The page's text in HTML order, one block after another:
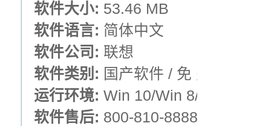
软件大小: 53.46 MB
软件语言: 简体中文
软件公司: 联想
软件类别: 国产软件 / 免 费 版 / 联
运行环境: Win 10/Win 8/Win 7/
软件售后: 800-810-8888